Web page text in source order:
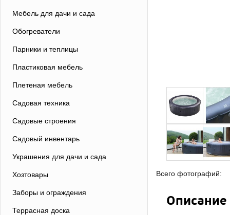
Мебель для дачи и сада
Обогреватели
Парники и теплицы
Пластиковая мебель
Плетеная мебель
Садовая техника
Садовые строения
Садовый инвентарь
Украшения для дачи и сада
Хозтовары
Заборы и ограждения
Террасная доска
Всего фотографий:
Описание